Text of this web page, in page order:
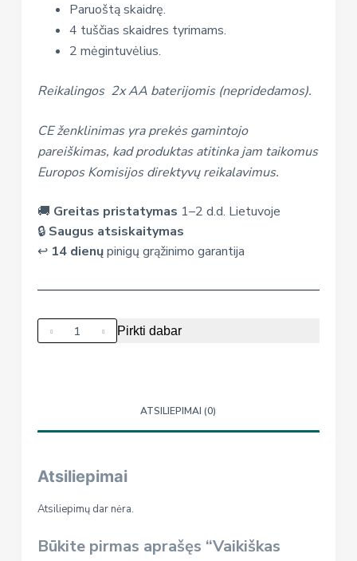
Paruoštą skaidrę.
4 tuščias skaidres tyrimams.
2 mėgintuvėlius.
Reikalingos 2x AA baterijomis (nepridedamos).
CE ženklinimas yra prekės gamintojo
pareiškimas, kad produktas atitinka jam taikomus
Europos Komisijos direktyvų reikalavimus.
🚚 Greitas pristatymas 1–2 d.d. Lietuvoje
🔒 Saugus atsiskaitymas
↩️ 14 dienųpinigų grąžinimo garantija
produkto
kiekis:
Pirkti dabar
ATSILIEPIMAI (0)
Atsiliepimai
Atsiliepimų dar nėra.
Būkite pirmas aprašęs “Vaikiškas